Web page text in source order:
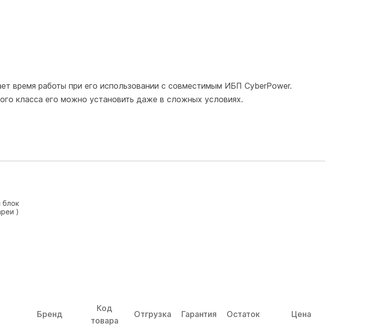
время работы при его использовании с совместимым ИБП CyberPower.
класса его можно установить даже в сложных условиях.
блок
)
Бренд
Код
товара
Отгрузка Гарантия Остаток Цена